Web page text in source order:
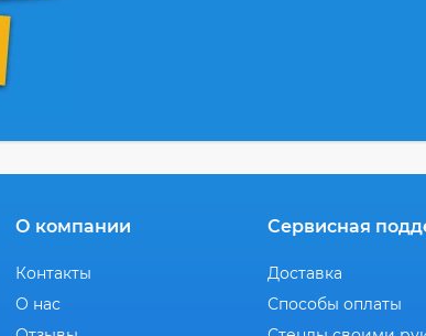
О компании
Контакты
О нас
Сервисная
Доставка
Способы оплаты